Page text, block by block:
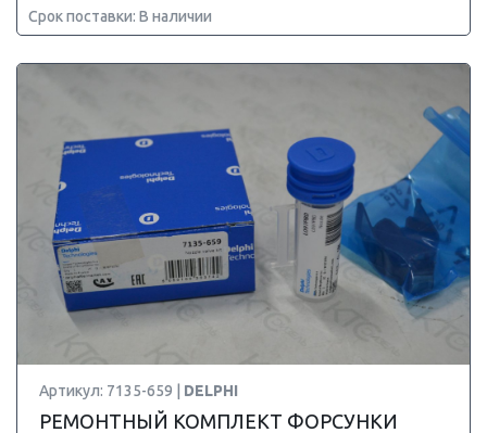
Срок поставки: В наличии
Артикул: 7135-659 | DELPHI
РЕМОНТНЫЙ КОМПЛЕКТ ФОРСУНКИ